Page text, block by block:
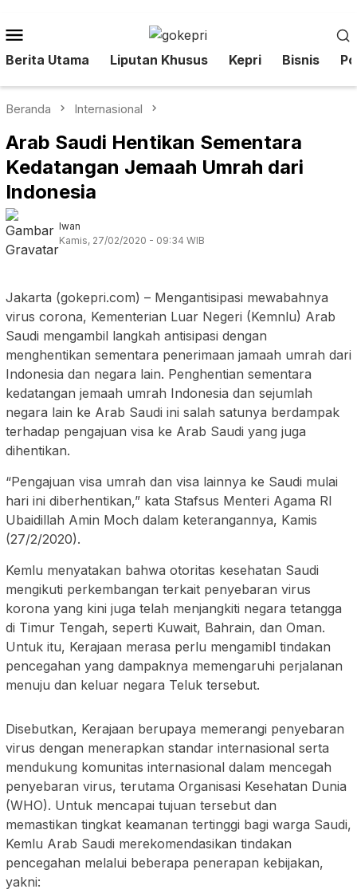
ke
Mobile
Berita Utama Liputan Khusus Kepri Bisnis
Beranda Internasional
Arab Saudi Hentikan Sementara
Kedatangan Jemaah Umrah dari
Indonesia
Iwan
Kamis, 27/02/2020 - 09:34 WIB
Jakarta (gokepri.com) – Mengantisipasi mewabahnya
virus corona, Kementerian Luar Negeri (Kemnlu) Arab
Saudi mengambil langkah antisipasi dengan
menghentikan sementara penerimaan jamaah umrah dari
Indonesia dan negara lain. Penghentian sementara
kedatangan jemaah umrah Indonesia dan sejumlah
negara lain ke Arab Saudi ini salah satunya berdampak
terhadap pengajuan visa ke Arab Saudi yang juga
dihentikan.
“Pengajuan visa umrah dan visa lainnya ke Saudi mulai
hari ini diberhentikan,” kata Stafsus Menteri Agama RI
Ubaidillah Amin Moch dalam keterangannya, Kamis
(27/2/2020).
Kemlu menyatakan bahwa otoritas kesehatan Saudi
mengikuti perkembangan terkait penyebaran virus
korona yang kini juga telah menjangkiti negara tetangga
di Timur Tengah, seperti Kuwait, Bahrain, dan Oman.
Untuk itu, Kerajaan merasa perlu mengamibl tindakan
pencegahan yang dampaknya memengaruhi perjalanan
menuju dan keluar negara Teluk tersebut.
Disebutkan, Kerajaan berupaya memerangi penyebaran
virus dengan menerapkan standar internasional serta
mendukung komunitas internasional dalam mencegah
penyebaran virus, terutama Organisasi Kesehatan Dunia
(WHO). Untuk mencapai tujuan tersebut dan
memastikan tingkat keamanan tertinggi bagi warga Saudi,
Kemlu Arab Saudi merekomendasikan tindakan
pencegahan melalui beberapa penerapan kebijakan,
yakni: